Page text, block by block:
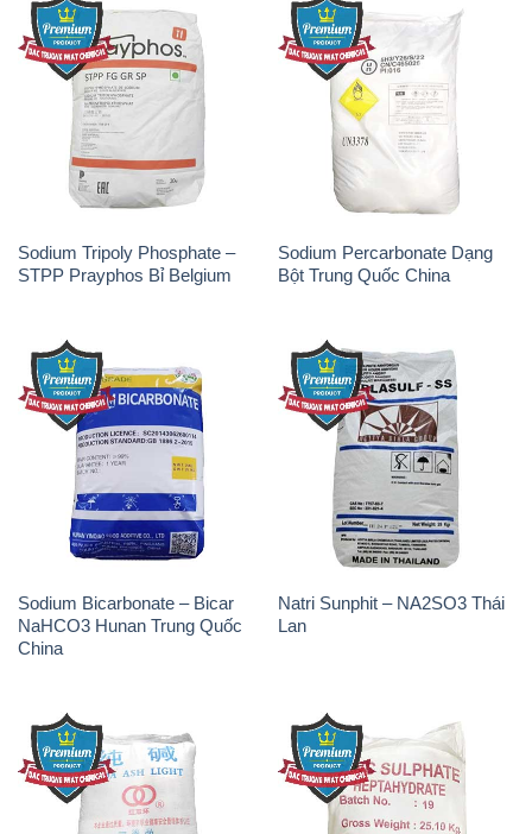
Sodium Tripoly Phosphate –
STPP Prayphos Bỉ Belgium
Sodium Percarbonate Dạng
Bột Trung Quốc China
Sodium Bicarbonate – Bicar
NaHCO3 Hunan Trung Quốc
China
Natri Sunphit – NA2SO3 Thái
Lan